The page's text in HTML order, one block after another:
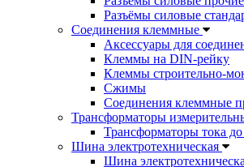
Разъёмы силовые
Соединения клеммные
Аксессуары для
Клеммы на DIN-рейку
Клеммы строительно-
Сжимы
Соединения клеммные
Трансформаторы
Трансформаторы тока
Шина электротехническая
Шина